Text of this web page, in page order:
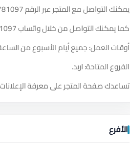
يمكنك التواصل مع المتجر عبر الرقم
كما يمكنك التواصل من خلال واتساب
أوقات العمل: جميع أيام الأسبوع من الساعة 7:00 صباحًا حتى الساعة 12:00
الفروع المتاحة: اربد.
تساعدك صفحة المتجر على معرفة
الأفرع